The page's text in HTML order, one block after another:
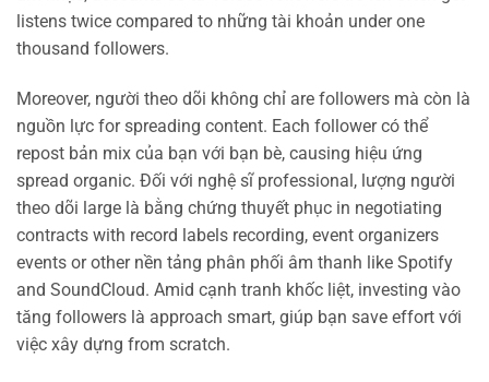
listens twice compared to những tài khoản under one
thousand followers.
Moreover, người theo dõi không chỉ are followers mà còn là
nguồn lực for spreading content. Each follower có thể
repost bản mix của bạn với bạn bè, causing hiệu ứng
spread organic. Đối với nghệ sĩ professional, lượng người
theo dõi large là bằng chứng thuyết phục in negotiating
contracts with record labels recording, event organizers
events or other nền tảng phân phối âm thanh like Spotify
and SoundCloud. Amid cạnh tranh khốc liệt, investing vào
tăng followers là approach smart, giúp bạn save effort với
việc xây dựng from scratch.